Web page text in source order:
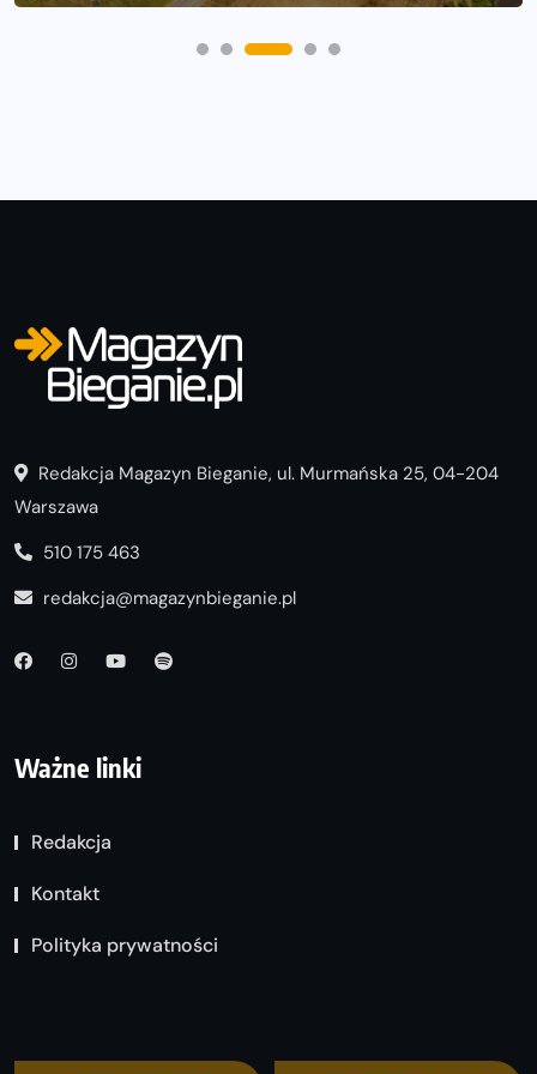
Redakcja Magazyn Bieganie, ul. Murmańska 25, 04-204
Warszawa
510 175 463
redakcja@magazynbieganie.pl
Ważne linki
Redakcja
Kontakt
Polityka prywatności